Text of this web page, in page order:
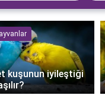
kuşunun iyileştiği